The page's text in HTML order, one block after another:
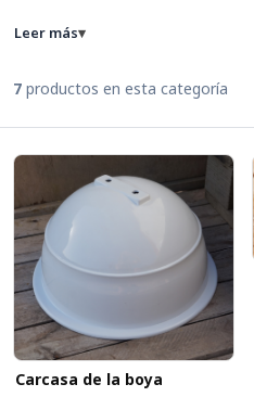
Leer más▾
7 productos en esta categoría
Carcasa de la boya